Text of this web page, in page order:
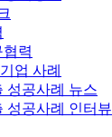
력
업 사례
성공사례 뉴스
성공사례 인터뷰